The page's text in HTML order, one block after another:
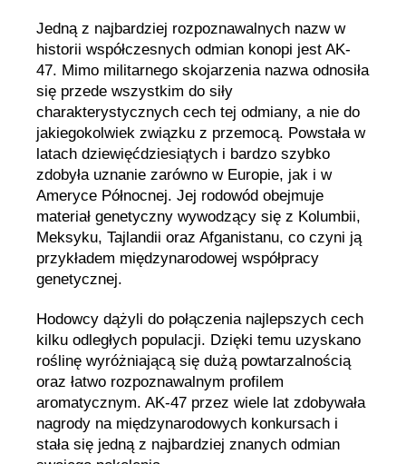
Jedną z najbardziej rozpoznawalnych nazw w
historii współczesnych odmian konopi jest AK-
47. Mimo militarnego skojarzenia nazwa odnosiła
się przede wszystkim do siły
charakterystycznych cech tej odmiany, a nie do
jakiegokolwiek związku z przemocą. Powstała w
latach dziewięćdziesiątych i bardzo szybko
zdobyła uznanie zarówno w Europie, jak i w
Ameryce Północnej. Jej rodowód obejmuje
materiał genetyczny wywodzący się z Kolumbii,
Meksyku, Tajlandii oraz Afganistanu, co czyni ją
przykładem międzynarodowej współpracy
genetycznej.
Hodowcy dążyli do połączenia najlepszych cech
kilku odległych populacji. Dzięki temu uzyskano
roślinę wyróżniającą się dużą powtarzalnością
oraz łatwo rozpoznawalnym profilem
aromatycznym. AK-47 przez wiele lat zdobywała
nagrody na międzynarodowych konkursach i
stała się jedną z najbardziej znanych odmian